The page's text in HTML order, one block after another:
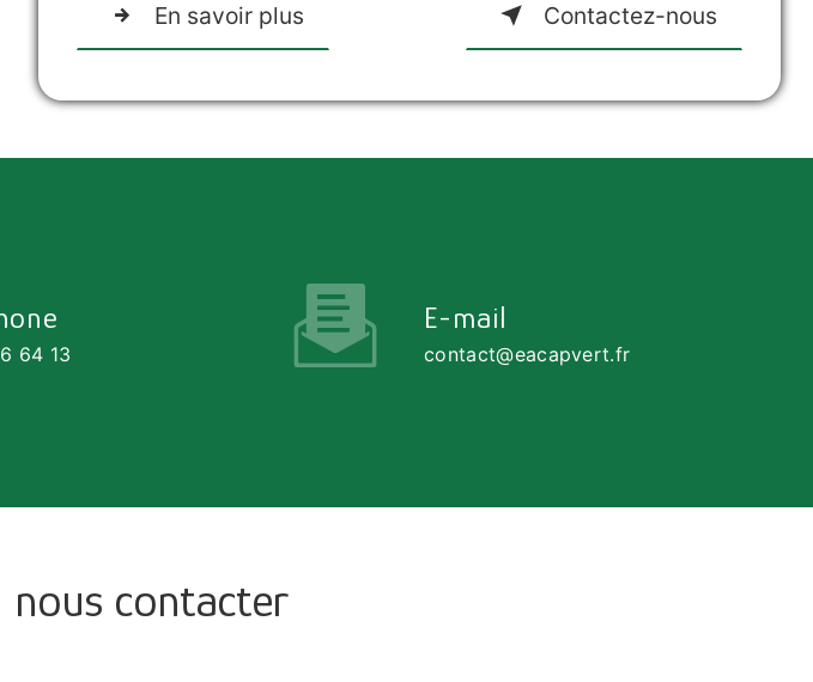
En savoir plus Contactez-nous
64 13
E-mail
contact@eacapvert.fr
nous contacter